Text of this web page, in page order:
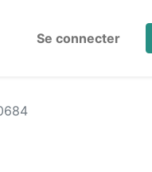
Se connecter